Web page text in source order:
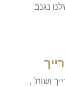
נגנב
ושות' ,